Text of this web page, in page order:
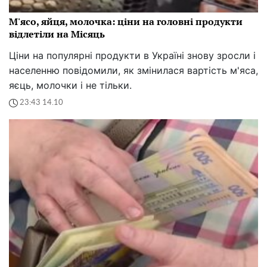
М'ясо, яйця, молочка: ціни на головні продукти
відлетіли на Місяць
Ціни на популярні продукти в Україні знову зросли і
населенню повідомили, як змінилася вартість м'яса,
яєць, молочки і не тільки.
23:43 14.10